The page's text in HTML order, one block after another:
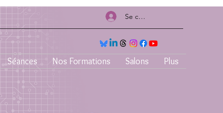
Se connecter
Séances Nos Formations Salons Plus